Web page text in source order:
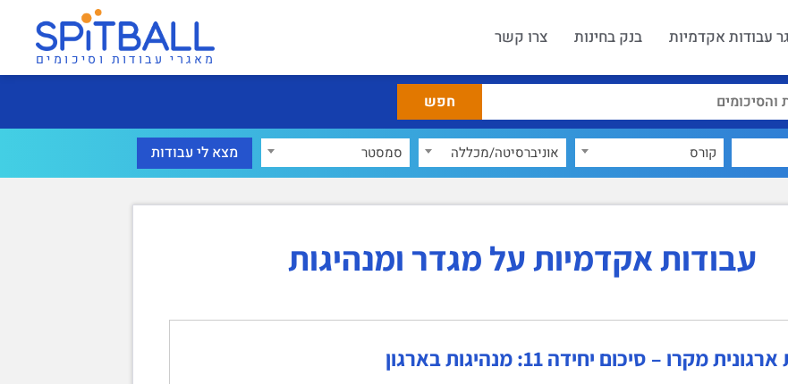
עבודות אקדמיות בנק בחינות צרו קשר
מאגרי עבודות וסיכומים
קורס אוניברסיטה/מכללה סמסטר
עבודות אקדמיות על מגדר ומנהיגות
מקרו – סיכום יחידה 11: מנהיגות בארגון